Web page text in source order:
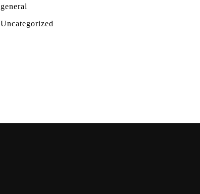
general
Uncategorized